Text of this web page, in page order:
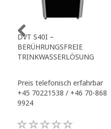
DVT S40I –
BERÜHRUNGSFREIE
TRINKWASSERLÖSUNG
Preis telefonisch erfahrbar
+45 70221538 / +46 70-868
9924